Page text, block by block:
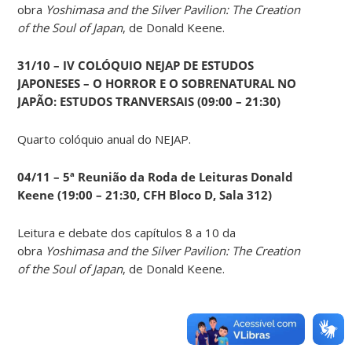
obra Yoshimasa and the Silver Pavilion: The Creation
of the Soul of Japan, de Donald Keene.
31/10 – IV COLÓQUIO NEJAP DE ESTUDOS
JAPONESES – O HORROR E O SOBRENATURAL NO
JAPÃO: ESTUDOS TRANVERSAIS (09:00 – 21:30)
Quarto colóquio anual do NEJAP.
04/11 – 5ª Reunião da Roda de Leituras Donald
Keene (19:00 – 21:30, CFH Bloco D, Sala 312)
Leitura e debate dos capítulos 8 a 10 da
obra Yoshimasa and the Silver Pavilion: The Creation
of the Soul of Japan, de Donald Keene.